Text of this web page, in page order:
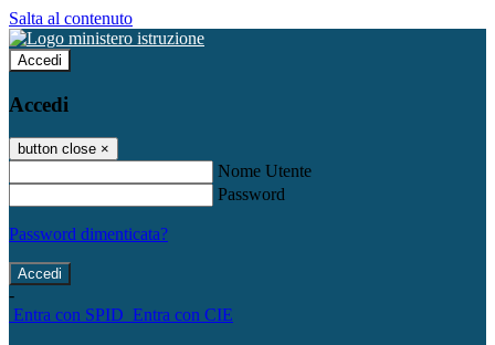
Salta al contenuto
Accedi
Accedi
button close ×
Nome Utente
Password
Password dimenticata?
-
Entra con SPID Entra con CIE